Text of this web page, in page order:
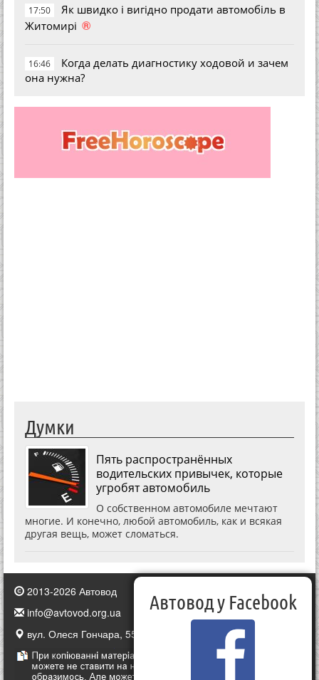
17:50
Як швидко і вигідно продати автомобіль в
Житомирі ®
16:46
Когда делать диагностику ходовой и зачем
она нужна?
Думки
Пять распространённых
водительских привычек, которые
угробят автомобиль
О собственном автомобиле мечтают
многие. И конечно, любой автомобиль, как и всякая
другая вещь, может сломаться.
2013-2026 Автовод
info@avtovod.org.ua
вул. Олеся Гончара, 55, Київ, Україна
Автовод у Facebook